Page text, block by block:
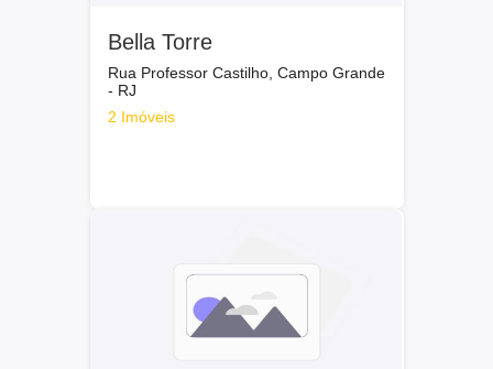
Bella Torre
Rua Professor Castilho, Campo Grande
- RJ
2 Imóveis